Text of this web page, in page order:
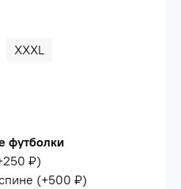
XXXL
футболки
250 ₽)
(+500 ₽)